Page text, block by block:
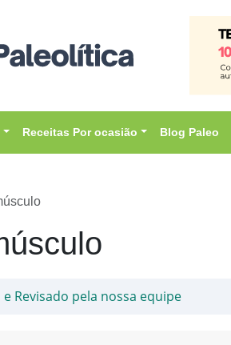
Receitas Por ocasião Blog Paleo
Revisado pela nossa equipe